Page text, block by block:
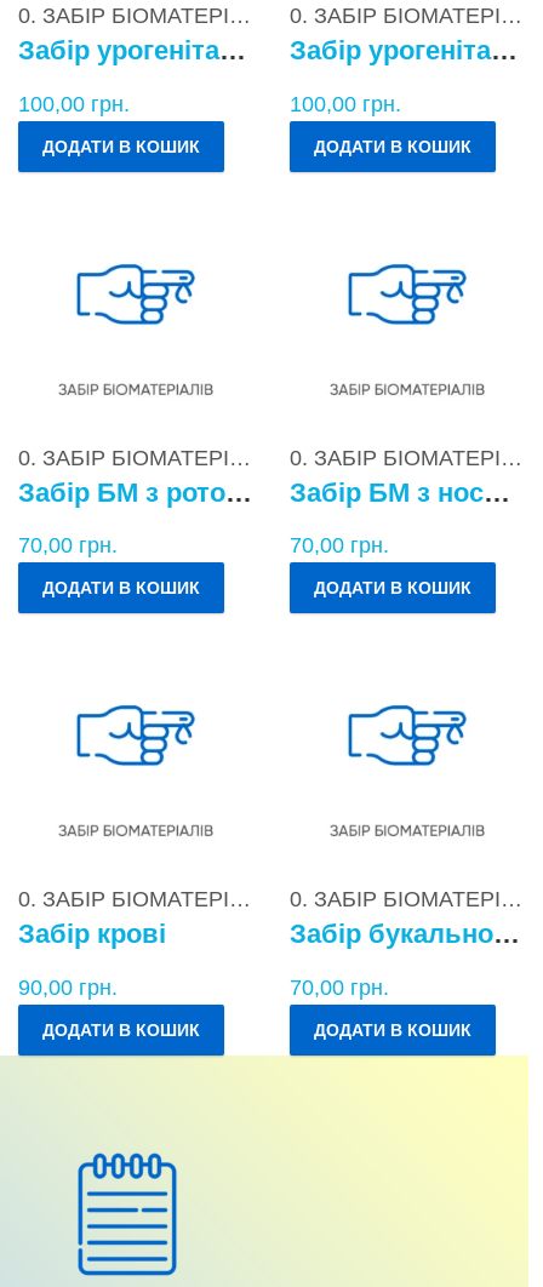
0. ЗАБІР БІОМАТЕРІАЛІВ
Забір урогенітального БМ у чоловіків
100,00 грн.
ДОДАТИ В КОШИК
0. ЗАБІР БІОМАТЕРІАЛІВ
Забір урогенітального БМ у жінок
100,00 грн.
ДОДАТИ В КОШИК
0. ЗАБІР БІОМАТЕРІАЛІВ
Забір БМ з ротоглотки
70,00 грн.
ДОДАТИ В КОШИК
0. ЗАБІР БІОМАТЕРІАЛІВ
Забір БМ з носоглотки
70,00 грн.
ДОДАТИ В КОШИК
0. ЗАБІР БІОМАТЕРІАЛІВ
Забір крові
90,00 грн.
ДОДАТИ В КОШИК
0. ЗАБІР БІОМАТЕРІАЛІВ
Забір букального епітелію
70,00 грн.
ДОДАТИ В КОШИК